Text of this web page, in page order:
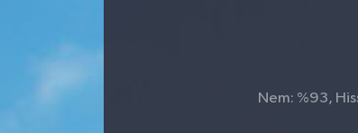
Nem: %93,